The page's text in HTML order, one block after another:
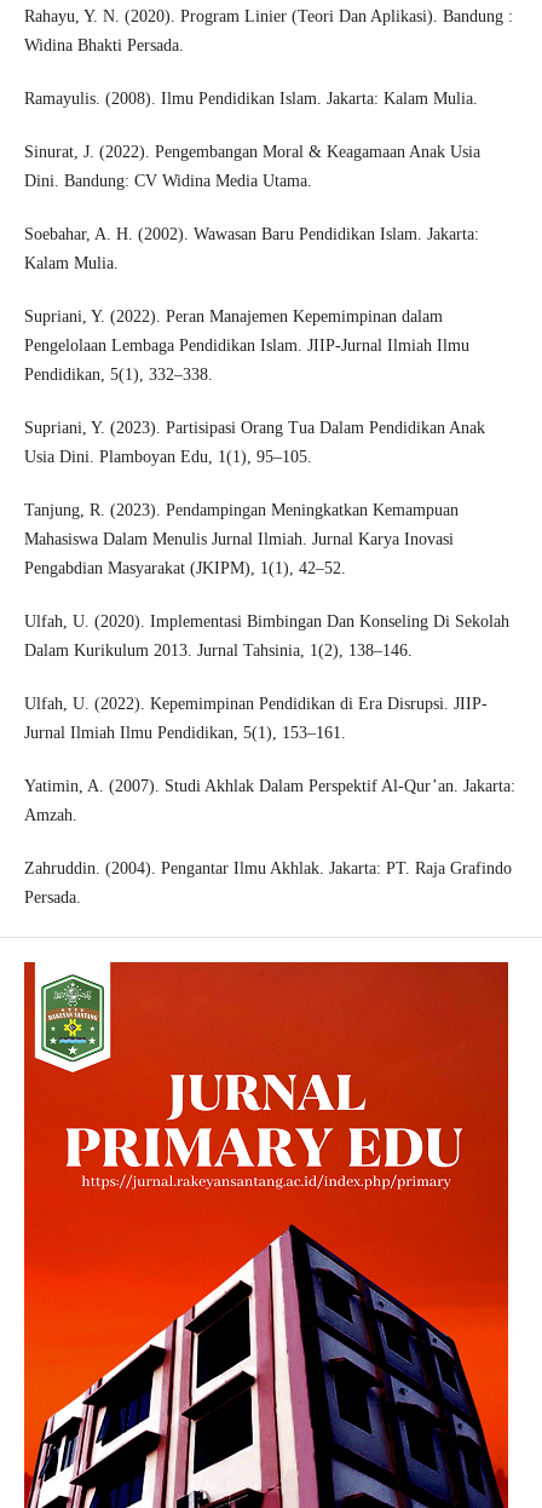
Rahayu, Y. N. (2020). Program Linier (Teori Dan Aplikasi). Bandung :
Widina Bhakti Persada.
Ramayulis. (2008). Ilmu Pendidikan Islam. Jakarta: Kalam Mulia.
Sinurat, J. (2022). Pengembangan Moral & Keagamaan Anak Usia
Dini. Bandung: CV Widina Media Utama.
Soebahar, A. H. (2002). Wawasan Baru Pendidikan Islam. Jakarta:
Kalam Mulia.
Supriani, Y. (2022). Peran Manajemen Kepemimpinan dalam
Pengelolaan Lembaga Pendidikan Islam. JIIP-Jurnal Ilmiah Ilmu
Pendidikan, 5(1), 332–338.
Supriani, Y. (2023). Partisipasi Orang Tua Dalam Pendidikan Anak
Usia Dini. Plamboyan Edu, 1(1), 95–105.
Tanjung, R. (2023). Pendampingan Meningkatkan Kemampuan
Mahasiswa Dalam Menulis Jurnal Ilmiah. Jurnal Karya Inovasi
Pengabdian Masyarakat (JKIPM), 1(1), 42–52.
Ulfah, U. (2020). Implementasi Bimbingan Dan Konseling Di Sekolah
Dalam Kurikulum 2013. Jurnal Tahsinia, 1(2), 138–146.
Ulfah, U. (2022). Kepemimpinan Pendidikan di Era Disrupsi. JIIP-
Jurnal Ilmiah Ilmu Pendidikan, 5(1), 153–161.
Yatimin, A. (2007). Studi Akhlak Dalam Perspektif Al-Qur’an. Jakarta:
Amzah.
Zahruddin. (2004). Pengantar Ilmu Akhlak. Jakarta: PT. Raja Grafindo
Persada.